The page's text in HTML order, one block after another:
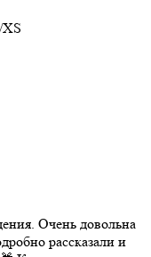
Очень довольна
рассказали и